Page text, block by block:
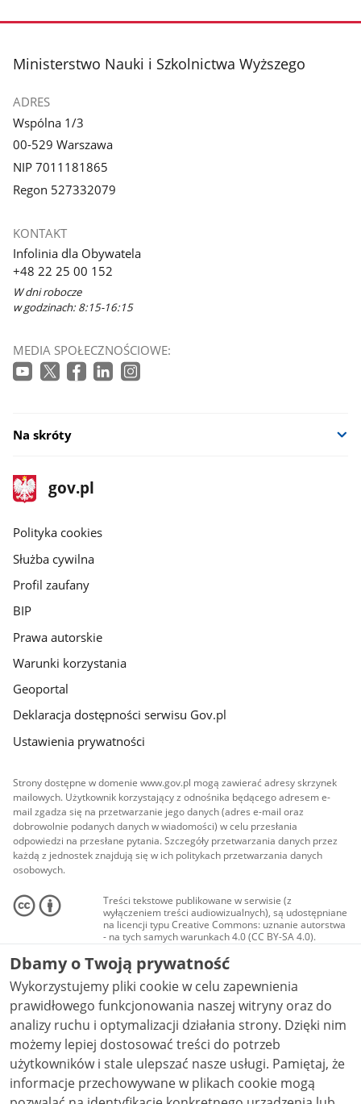
stopka
Ministerstwo Nauki i Szkolnictwa Wyższego
ADRES
Wspólna 1/3
00-529 Warszawa
NIP 7011181865
Regon 527332079
KONTAKT
Infolinia dla Obywatela
+48 22 25 00 152
W dni robocze
w godzinach: 8:15-16:15
MEDIA SPOŁECZNOŚCIOWE:
Na skróty
stopka
gov.pl
Strona
gov.pl
gov.pl
Polityka cookies
Służba cywilna
Profil zaufany
BIP
Prawa autorskie
Warunki korzystania
Geoportal
Deklaracja dostępności serwisu Gov.pl
Ustawienia prywatności
Strony dostępne w domenie www.gov.pl mogą zawierać adresy skrzynek
mailowych. Użytkownik korzystający z odnośnika będącego adresem e-
mail zgadza się na przetwarzanie jego danych (adres e-mail oraz
dobrowolnie podanych danych w wiadomości) w celu przesłania
odpowiedzi na przesłane pytania. Szczegóły przetwarzania danych przez
każdą z jednostek znajdują się w ich politykach przetwarzania danych
osobowych.
Treści tekstowe publikowane w serwisie (z
wyłączeniem treści audiowizualnych), są udostępniane
na licencji typu Creative Commons: uznanie autorstwa
- na tych samych warunkach 4.0 (CC BY-SA 4.0).
Materiały audiowizualne, w tym zdjęcia, materiały
audio i wideo, są udostępniane na licencji typu
Creative Commons: uznanie autorstwa użycie
niekomercyjne - bez utworów zależnych 4.0 (CC BY-
NC-ND 4.0), o ile nie jest to stwierdzone inaczej.
Dbamy o Twoją prywatność
Wykorzystujemy pliki cookie w celu zapewnienia
prawidłowego funkcjonowania naszej witryny oraz do
analizy ruchu i optymalizacji działania strony. Dzięki nim
możemy lepiej dostosować treści do potrzeb
użytkowników i stale ulepszać nasze usługi. Pamiętaj, że
informacje przechowywane w plikach cookie mogą